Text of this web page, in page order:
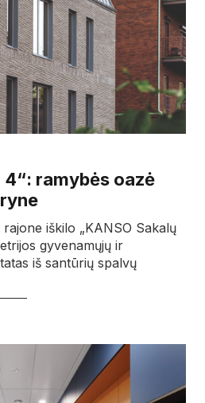
4“: ramybės oazė
iškilo „KANSO Sakalų
gyvenamųjų ir
iš santūrių spalvų